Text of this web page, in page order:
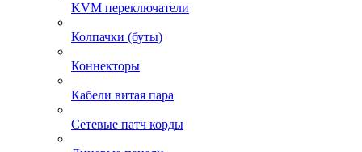
KVM переключатели
Колпачки (буты)
Коннекторы
Кабели витая пара
Сетевые патч корды